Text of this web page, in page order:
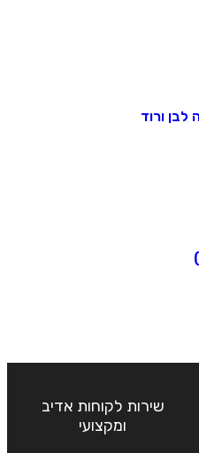
ורוד
שירות לקוחות אדיב
ומקצועי